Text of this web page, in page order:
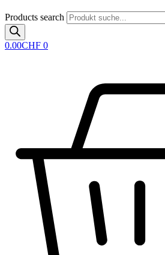
Products search
0.00CHF 0